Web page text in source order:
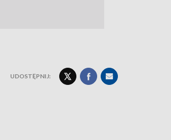
UDOSTĘPNIJ: